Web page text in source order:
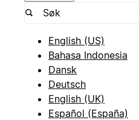
English (US)
Bahasa Indonesia
Dansk
Deutsch
English (UK)
Español (España)